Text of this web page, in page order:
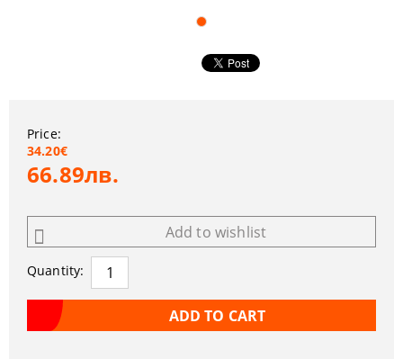
Price:
34.20€
66.89лв.
Add to wishlist
Quantity: